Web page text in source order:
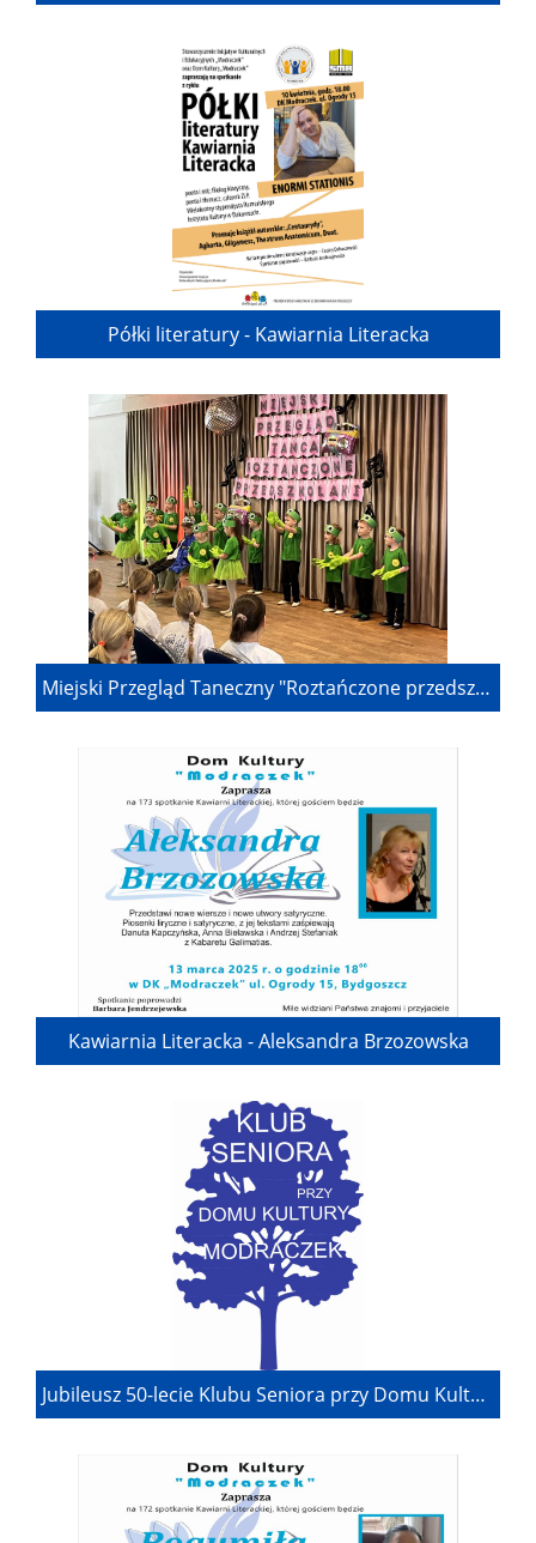
Półki literatury - Kawiarnia Literacka
Miejski Przegląd Taneczny "Roztańczone przedszkolaki"
Kawiarnia Literacka - Aleksandra Brzozowska
Jubileusz 50-lecie Klubu Seniora przy Domu Kultury Modraczek - wyjątkowe święto